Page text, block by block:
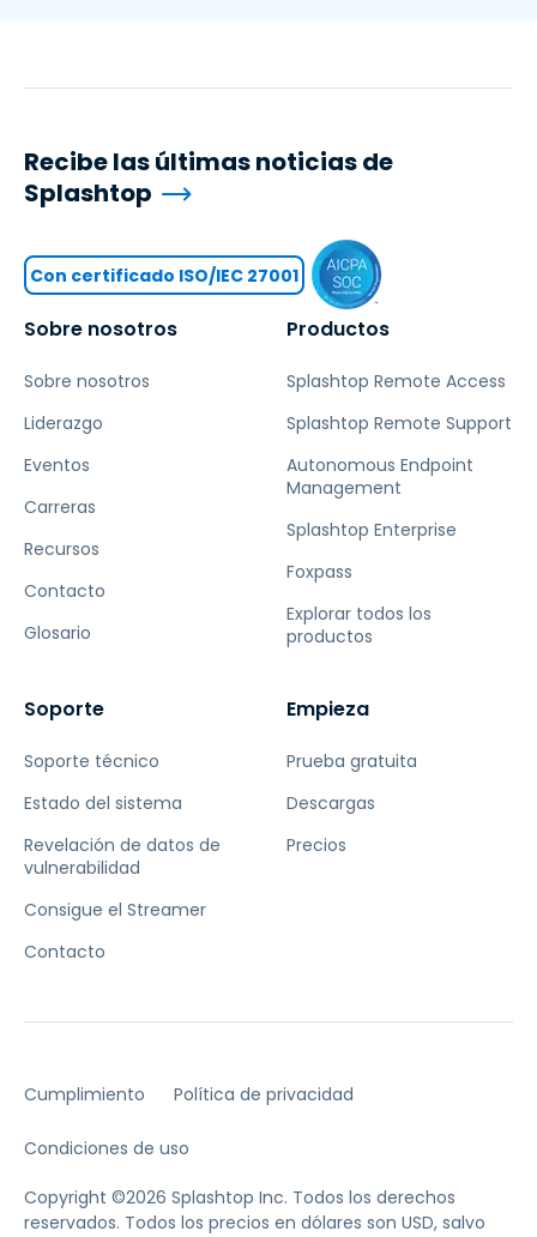
Sobre nosotros
Sobre nosotros
Liderazgo
Eventos
Carreras
Recursos
Contacto
Glosario
Productos
Splashtop Remote Access
Splashtop Remote Support
Autonomous Endpoint
Management
Splashtop Enterprise
Foxpass
Explorar todos los
productos
Soporte
Soporte técnico
Estado del sistema
Revelación de datos de
vulnerabilidad
Consigue el Streamer
Contacto
Empieza
Prueba gratuita
Descargas
Precios
Recibe las últimas noticias de
Splashtop
Con certificado ISO/IEC 27001
Cumplimiento Política de privacidad
Condiciones de uso
Copyright ©2026 Splashtop Inc. Todos los derechos
reservados. Todos los precios en dólares son USD, salvo